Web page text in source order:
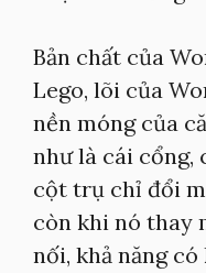
Bản chất của
Lego, lõi của
nền móng của
như là cái cổng,
cột trụ chỉ đổi
còn khi nó thay
nối, khả năng